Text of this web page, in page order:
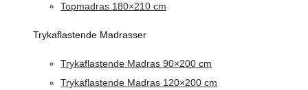
Topmadras 180×210 cm
Trykaflastende Madrasser
Trykaflastende Madras 90×200 cm
Trykaflastende Madras 120×200 cm